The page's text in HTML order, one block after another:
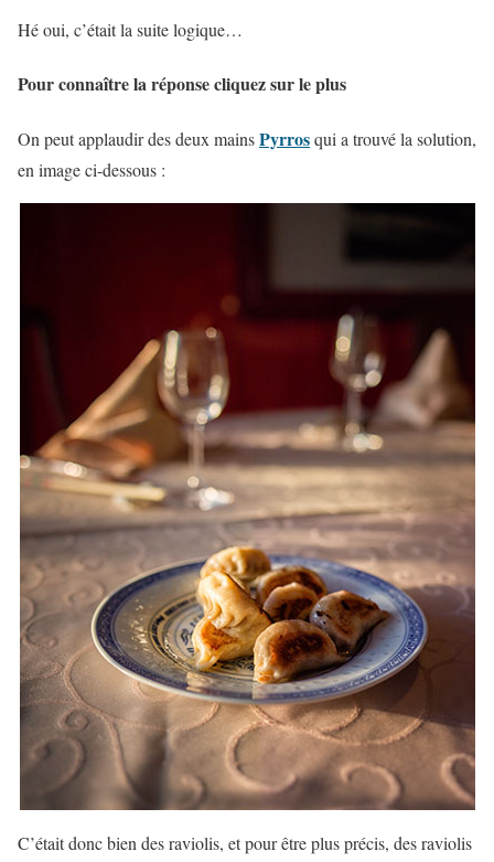
Hé oui, c’était la suite logique…
Pour connaître la réponse cliquez sur le plus
On peut applaudir des deux mainsPyrrosqui a trouvé la solution,
en image ci-dessous :
C’était donc bien des raviolis, et pour être plus précis, des raviolis